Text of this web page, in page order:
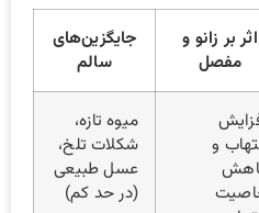
اثر بر زانو و
مفصل
جایگزین‌های
سالم
و
میوه تازه،
شکلات تلخ،
عسل طبیعی
(در حد کم)